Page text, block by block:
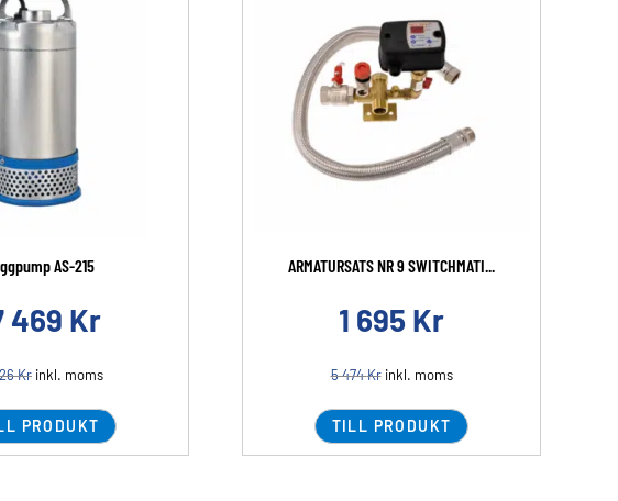
AS-215
469 Kr
Kr inkl. moms
PRODUKT
ARMATURSATS NR 9 SWITCHMATI...
1 695 Kr
5 474Krinkl. moms
TILL PRODUKT